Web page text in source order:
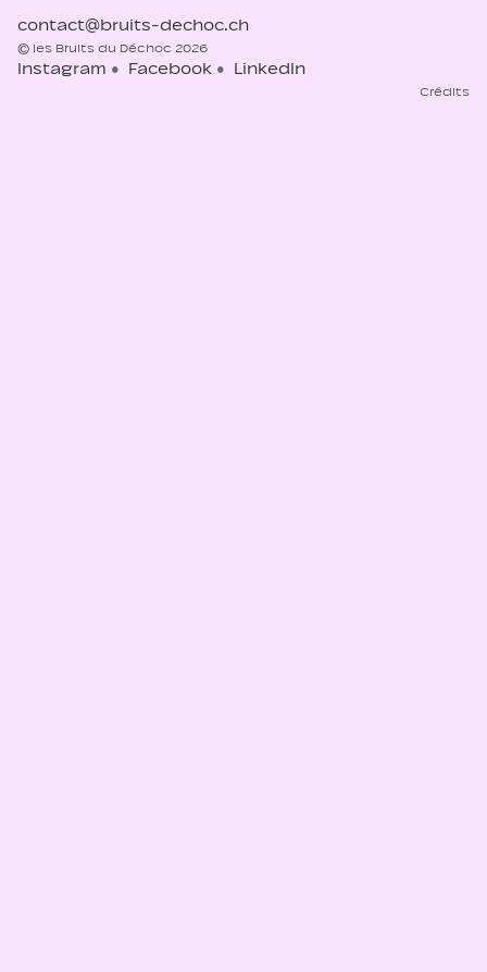
contact@bruits-dechoc.ch
© les Bruits du Déchoc 2026
Instagram Facebook LinkedIn
Crédits